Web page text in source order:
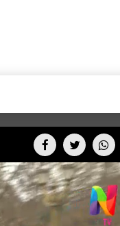
CINE NET
TODOS PODEMOS
PARES DE COMEDIA
FIESTAS ARGENTINAS